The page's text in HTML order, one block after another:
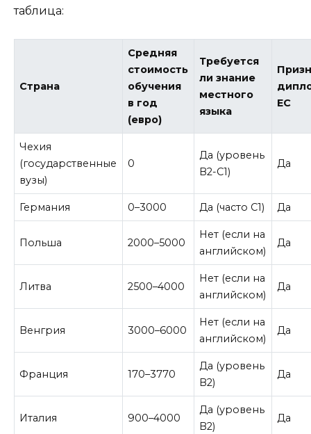
таблица:
Страна
Средняя
стоимость
обучения
в год
(евро)
Требуется
ли знание
местного
языка
ЕС
Чехия
(государственные
вузы)
0
Да (уровень
B2-C1)
Да
Германия 0–3000 Да (часто C1) Да
Польша 2000–5000
Нет (если на
английском)
Да
Литва 2500–4000
Нет (если на
английском)
Да
Венгрия 3000–6000
Нет (если на
английском)
Да
Франция 170–3770
Да (уровень
B2)
Да
Италия 900–4000
Да (уровень
B2)
Да